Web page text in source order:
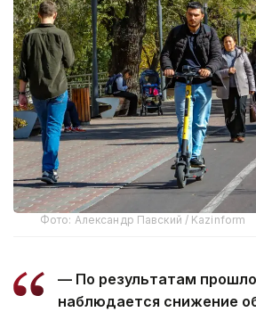
Фото: Александр Павский / Kazinform
— По результатам
наблюдается снижение